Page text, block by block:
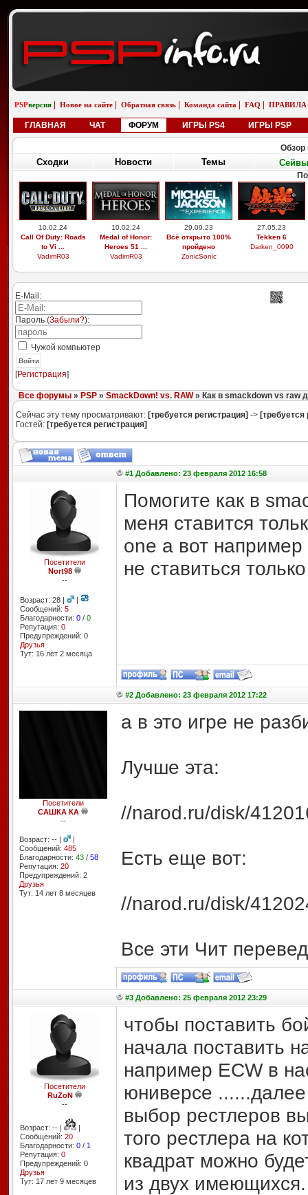
PSPверсия Новое на сайте Обратная связь Команда сайта FAQ ПРАВИЛА
ГЛАВНАЯ ЧАТ ФОРУМ ИГРЫ PS4 ИГРЫ PSP
Обзор
Сходки Новости Темы Сейвы
10.02.24
Call Of Duty: Roads
to Vi ...
VadimR03
10.02.24
Medal of Honor:
Heroes 51 ...
VadimR03
29.09.23
Всё открыто 100%
пройдено
ZonicSonic
27.05.23
Tekken 6
Darken_0090
E-Mail:
Пароль (Забыли?):
Чужой компьютер
Войти
[Регистрация]
Все форумы» PSP» SmackDown! vs. RAW» Как в smackdown vs raw
Сейчас эту тему просматривают: [требуется регистрация] -> [требуется
Гостей: [требуется регистрация]
#1 Добавлено: 23 февраля 2012 16:58
Посетители
Nort98
--
Возраст: 28 |
|
Сообщений: 5
Благодарности: 0/ 0
Репутация: 0
Предупреждений: 0
Друзья
Тут: 16 лет 2 месяцa
Помогите как в
меня ставится
one а вот
не ставиться
#2 Добавлено: 23 февраля 2012 17:22
Посетители
САШКА КА
--
Возраст: -- |
|
Сообщений: 485
Благодарности: 43/ 58
Репутация: 20
Предупреждений: 2
Друзья
Тут: 14 лет 8 месяцев
а в это игре не
Лучше эта:
//narod.ru/disk/
Есть еще вот:
//narod.ru/disk/
Все эти Чит
#3 Добавлено: 25 февраля 2012 23:29
Посетители
RuZoN
--
Возраст: -- |
|
Сообщений: 20
Благодарности: 0/ 1
Репутация: 0
Предупреждений: 0
Друзья
Тут: 17 лет 9 месяцев
чтобы поставить
начала поставить
например ECW в
юниверсе
выбор рестлеров
того рестлера на
квадрат можно
из двух имеющихся.